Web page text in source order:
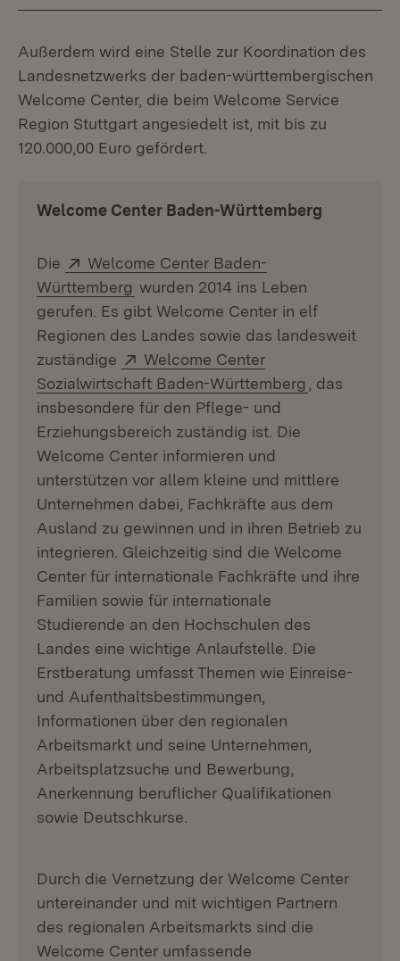
Außerdem wird eine Stelle zur Koordination des
Landesnetzwerks der baden-württembergischen
Welcome Center, die beim Welcome Service
Region Stuttgart angesiedelt ist, mit bis zu
120.000,00 Euro gefördert.
Welcome Center Baden-Württemberg
Die Extern:
Welcome Center Baden-
Württemberg (Öffnet in neuem Fenster)
wurden 2014 ins Leben
gerufen. Es gibt Welcome Center in elf
Regionen des Landes sowie das landesweit
zuständige
Extern:
Welcome Center
Sozialwirtschaft Baden-Württemberg (Öffnet in
, das
insbesondere für den Pflege- und
Erziehungsbereich zuständig ist. Die
Welcome Center informieren und
unterstützen vor allem kleine und mittlere
Unternehmen dabei, Fachkräfte aus dem
Ausland zu gewinnen und in ihren Betrieb zu
integrieren. Gleichzeitig sind die Welcome
Center für internationale Fachkräfte und ihre
Familien sowie für internationale
Studierende an den Hochschulen des
Landes eine wichtige Anlaufstelle. Die
Erstberatung umfasst Themen wie Einreise-
und Aufenthaltsbestimmungen,
Informationen über den regionalen
Arbeitsmarkt und seine Unternehmen,
Arbeitsplatzsuche und Bewerbung,
Anerkennung beruflicher Qualifikationen
sowie Deutschkurse.
Durch die Vernetzung der Welcome Center
untereinander und mit wichtigen Partnern
des regionalen Arbeitsmarkts sind die
Welcome Center umfassende